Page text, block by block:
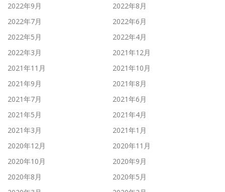
2022年9月
2022年8月
2022年7月
2022年6月
2022年5月
2022年4月
2022年3月
2021年12月
2021年11月
2021年10月
2021年9月
2021年8月
2021年7月
2021年6月
2021年5月
2021年4月
2021年3月
2021年1月
2020年12月
2020年11月
2020年10月
2020年9月
2020年8月
2020年5月